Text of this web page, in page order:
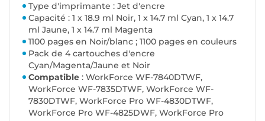
Type d'imprimante : Jet d'encre
Capacité : 1 x 18.9 ml Noir, 1 x 14.7 ml Cyan, 1 x 14.7
ml Jaune, 1 x 14.7 ml Magenta
1100 pages en Noir/blanc ; 1100 pages en couleurs
Pack de 4 cartouches d'encre
Cyan/Magenta/Jaune et Noir
Compatible : WorkForce WF-7840DTWF,
WorkForce WF-7835DTWF, WorkForce WF-
7830DTWF, WorkForce Pro WF-4830DTWF,
WorkForce Pro WF-4825DWF, WorkForce Pro